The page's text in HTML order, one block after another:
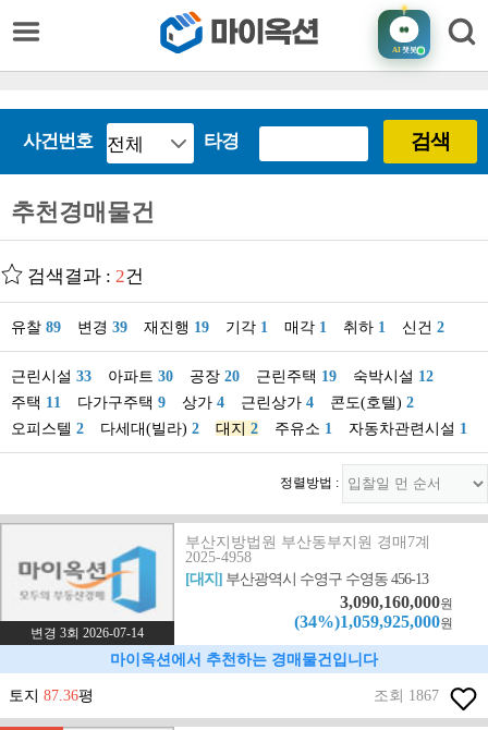
AI챗봇
사건번호 타경 검색
추천경매물건
검색결과 : 2건
유찰 89 변경 39 재진행 19 기각 1 매각 1 취하 1 신건 2
근린시설 33 아파트 30 공장 20 근린주택 19 숙박시설 12
주택 11 다가구주택 9 상가 4 근린상가 4 콘도(호텔) 2
오피스텔 2 다세대(빌라) 2 대지 2 주유소 1 자동차관련시설 1
정렬방법 :
변경 3회 2026-07-14
부산지방법원 부산동부지원 경매7계
2025-4958
[대지] 부산광역시 수영구 수영동 456-13
3,090,160,000원
(34%)1,059,925,000원
마이옥션에서 추천하는 경매물건입니다
토지 87.36평 조회 1867